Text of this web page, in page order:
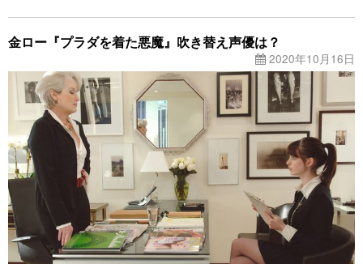
金ロー『プラダを着た悪魔』吹き替え声優は？
2020年10月16日